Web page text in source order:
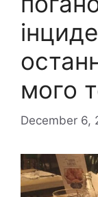
мого
December 6,